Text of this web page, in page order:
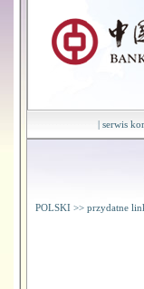
| serwis
POLSKI >> przydatne